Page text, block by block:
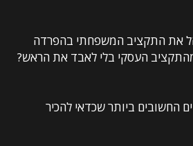
את התקציב המשפחתי בהפרדה
העסקי בלי לאבד את הראש?
החשובים ביותר שכדאי להכיר